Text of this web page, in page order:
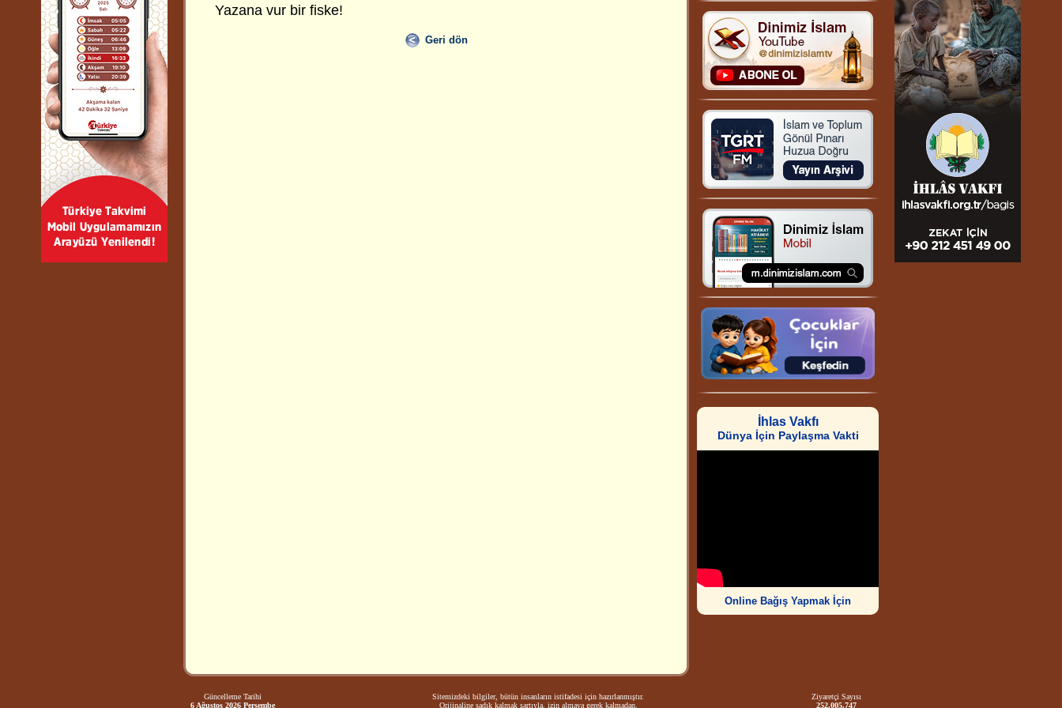
Yazana vur bir fiske!
Geri dön
İhlas Vakfı
Dünya İçin Paylaşma Vakti
Online Bağış Yapmak İçin
Güncelleme Tarihi
6 Ağustos 2026 Perşembe
Sitemizdeki bilgiler, bütün insanların istifadesi için hazırlanmıştır.
Orijinaline sadık kalmak şartıyla, izin almaya gerek kalmadan,
Ziyaretçi Sayısı
252.005.747